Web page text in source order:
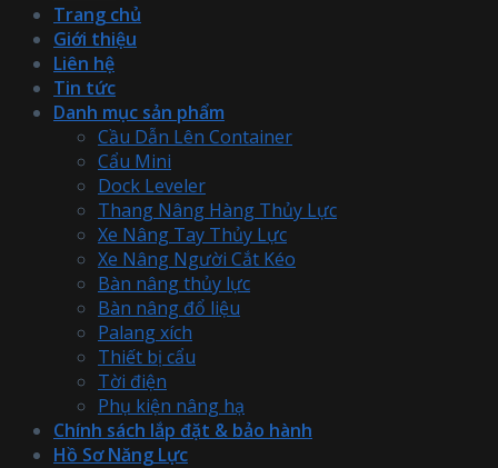
Trang chủ
Giới thiệu
Liên hệ
Tin tức
Danh mục sản phẩm
Cầu Dẫn Lên Container
Cẩu Mini
Dock Leveler
Thang Nâng Hàng Thủy Lực
Xe Nâng Tay Thủy Lực
Xe Nâng Người Cắt Kéo
Bàn nâng thủy lực
Bàn nâng đổ liệu
Palang xích
Thiết bị cẩu
Tời điện
Phụ kiện nâng hạ
Chính sách lắp đặt & bảo hành
Hồ Sơ Năng Lực